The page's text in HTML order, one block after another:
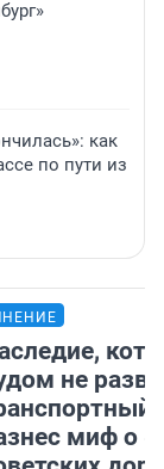
как
по пути из
не
миф о